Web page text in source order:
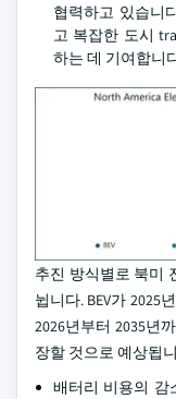
협력하고 있습니
고 복잡한 도시
하는 데 기여합니
추진 방식별로 북미
뉩니다. BEV가 2025
2026년부터 2035년
장할 것으로 예상됩
배터리 비용의 감